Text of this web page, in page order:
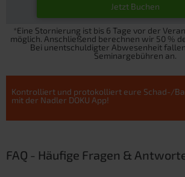
Jetzt Buchen
*Eine Stornierung ist bis 6 Tage vor der
möglich. Anschließend berechnen wir 50 %
Bei unentschuldigter Abwesenheit
Seminargebühren an.
Kontrolliert und protokolliert eure Schad-/
mit der Nadler DOKU App!
FAQ - Häufige Fragen &